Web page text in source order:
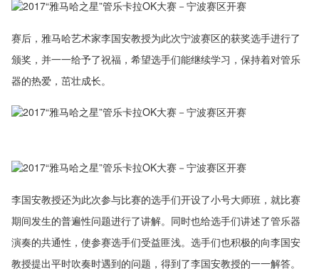
赛后，雅马哈艺术家李国安教授为此次宁波赛区的获奖选手进行了
颁奖，并一一给予了祝福，希望选手们能继续学习，保持着对管乐
器的热爱，茁壮成长。
李国安教授还为此次参与比赛的选手们开设了小号大师班，就比赛
期间发生的普遍性问题进行了讲解。同时也给选手们讲述了管乐器
演奏的共通性，使参赛选手们受益匪浅。选手们也积极的向李国安
教授提出平时吹奏时遇到的问题，得到了李国安教授的一一解答。